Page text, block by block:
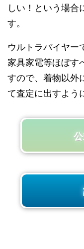
しい！という場合
す。
ウルトラバイヤー
家具家電等ほぼす
すので、着物以外
て査定に出すよう